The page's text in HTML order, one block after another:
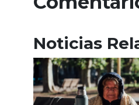
Noticias